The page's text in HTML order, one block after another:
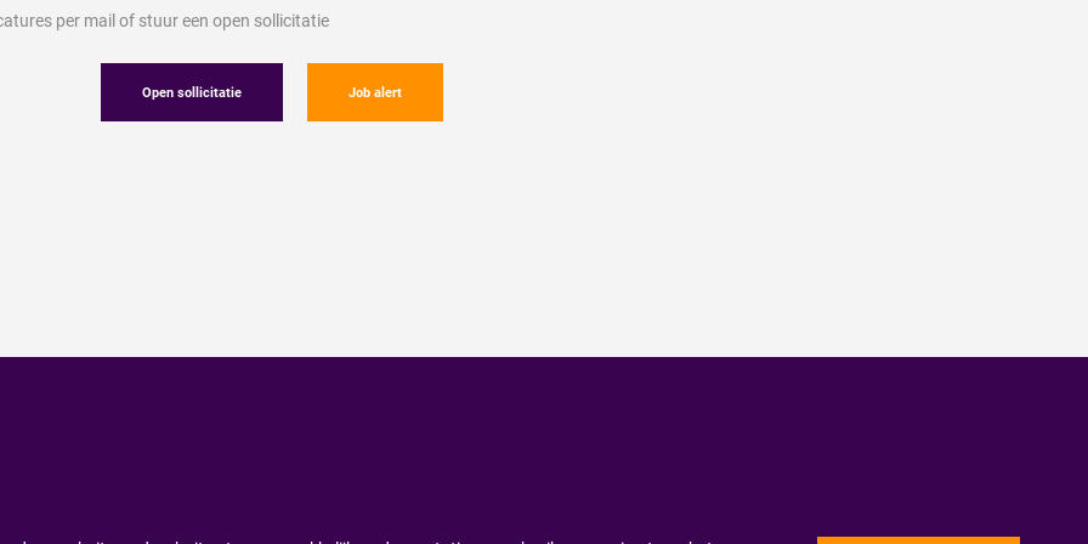
per mail of stuur een open sollicitatie
Open sollicitatie Job alert